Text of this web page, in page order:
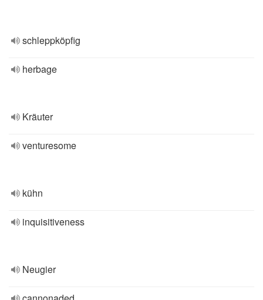
schleppköpfig
herbage
Kräuter
venturesome
kühn
inquisitiveness
Neugier